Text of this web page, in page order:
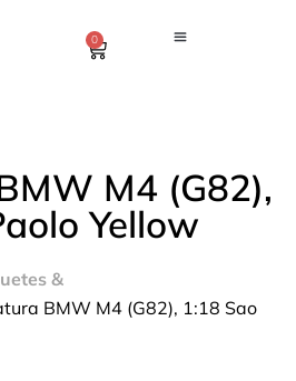
0
M4 (G82),
Yellow
&
BMW M4 (G82), 1:18 Sao